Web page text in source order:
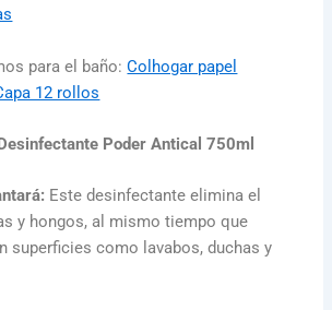
para el baño:Colhogar papel
12 rollos
Poder Antical 750ml
Este desinfectante elimina el
y hongos, al mismo tiempo que
superficies como lavabos, duchas y